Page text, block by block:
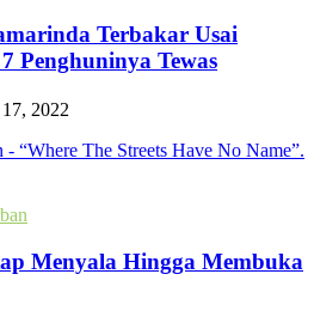
Terbakar Usai
Penghuninya Tewas
2022
Menyala Hingga Membuka